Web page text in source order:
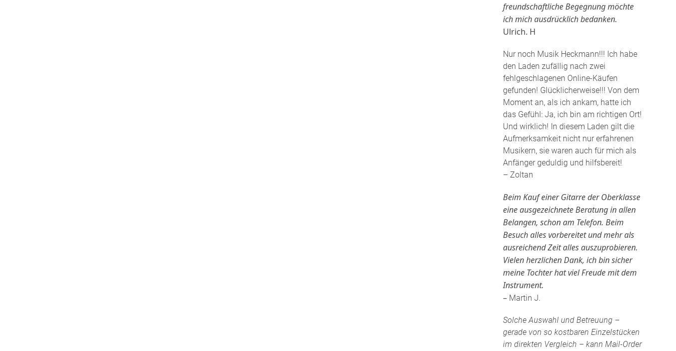
freundschaftliche Begegnung möchte
ich mich ausdrücklich bedanken.
Ulrich. H
Nur noch Musik Heckmann!!! Ich habe
den Laden zufällig nach zwei
fehlgeschlagenen Online-Käufen
gefunden! Glücklicherweise!!! Von dem
Moment an, als ich ankam, hatte ich
das Gefühl: Ja, ich bin am richtigen Ort!
Und wirklich! In diesem Laden gilt die
Aufmerksamkeit nicht nur erfahrenen
Musikern, sie waren auch für mich als
Anfänger geduldig und hilfsbereit!
– Zoltan
Beim Kauf einer Gitarre der Oberklasse
eine ausgezeichnete Beratung in allen
Belangen, schon am Telefon. Beim
Besuch alles vorbereitet und mehr als
ausreichend Zeit alles auszuprobieren.
Vielen herzlichen Dank, ich bin sicher
meine Tochter hat viel Freude mit dem
Instrument.
– Martin J.
Solche Auswahl und Betreuung –
gerade von so kostbaren Einzelstücken
im direkten Vergleich – kann Mail-Order